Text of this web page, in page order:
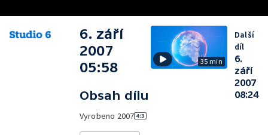
6. září
2007
05:58
Obsah dílu
Vyrobeno 2007
35 min
Další
díl
6.
září
2007
08:24